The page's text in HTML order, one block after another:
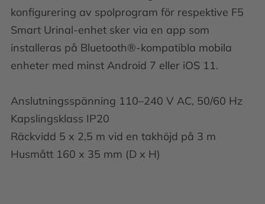
konfigurering av spolprogram för respektive F5
Smart Urinal-enhet sker via en app som
installeras på Bluetooth®-kompatibla mobila
enheter med minst Android 7 eller iOS 11.
Anslutningsspänning 110–240 V AC, 50/60 Hz
Kapslingsklass IP20
Räckvidd 5 x 2,5 m vid en takhöjd på 3 m
Husmått 160 x 35 mm (D x H)